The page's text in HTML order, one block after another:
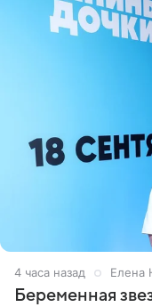
4 часа назад Елена
Беременная